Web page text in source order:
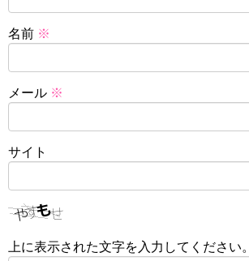
名前 ※
メール ※
サイト
上に表示された文字を入力してください。